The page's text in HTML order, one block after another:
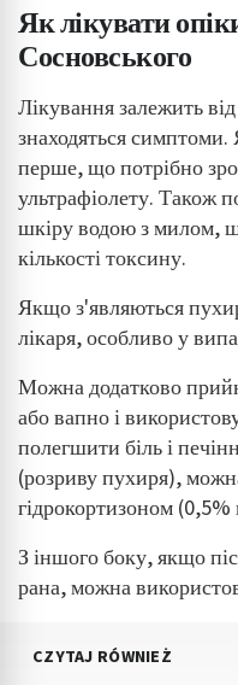
Як лікувати
Сосновського
Лікування залежить від
знаходяться
перше, що потрібно
ультрафіолету. Також
шкіру водою з милом,
кількості токсину.
Якщо з'являються
лікаря, особливо у
Можна додатково
або вапно і
полегшити біль і
(розриву пухиря),
гідрокортизоном (0,5%
З іншого боку, якщо
рана, можна
CZYTAJ RÓWNIEŻ